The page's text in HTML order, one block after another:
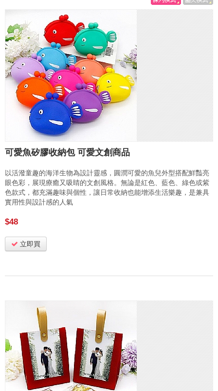
可愛魚矽膠收納包 可愛文創商品
以活潑童趣的海洋生物為設計靈感，圓潤可愛的魚兒外型搭配鮮豔亮
眼色彩，展現療癒又吸睛的文創風格。無論是紅色、藍色、綠色或紫
色款式，都充滿趣味與個性，讓日常收納也能增添生活樂趣，是兼具
實用性與設計感的人氣
$48
立即買